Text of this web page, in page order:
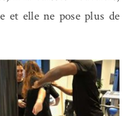
et elle ne pose plus de